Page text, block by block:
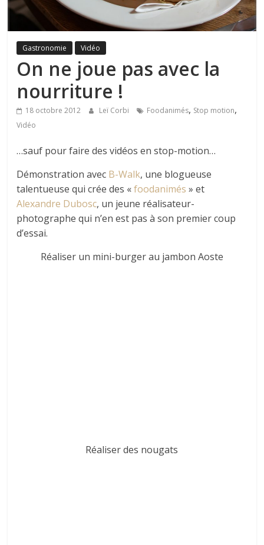
Gastronomie Vidéo
On ne joue pas avec la
nourriture !
18 octobre 2012 Leï Corbi Foodanimés, Stop motion,
Vidéo
…sauf pour faire des vidéos en stop-motion…
Démonstration avec B-Walk, une blogueuse
talentueuse qui crée des «foodanimés » et
Alexandre Dubosc, un jeune réalisateur-
photographe qui n’en est pas à son premier coup
d’essai.
Réaliser un mini-burger au jambon Aoste
Réaliser des nougats